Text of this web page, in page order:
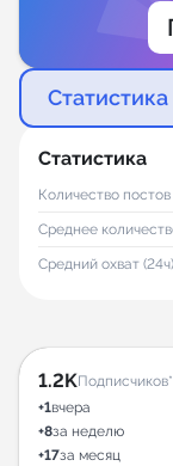
Статистика
Статистика
Количество постов
Среднее
Средний охват (24ч)
1.2KПодписчиков*
+1вчера
+8за неделю
+17за месяц